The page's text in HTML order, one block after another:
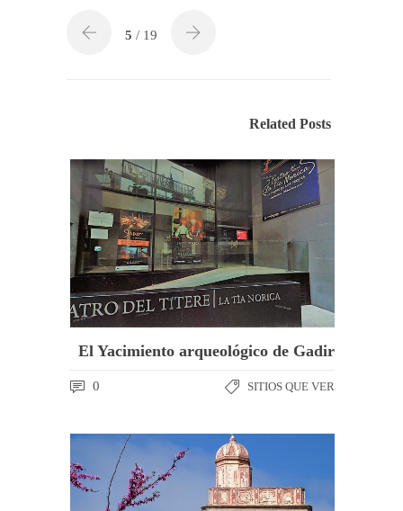
5 / 19
Related Posts
El Yacimiento arqueológico de Gadir
SITIOS QUE VER
0